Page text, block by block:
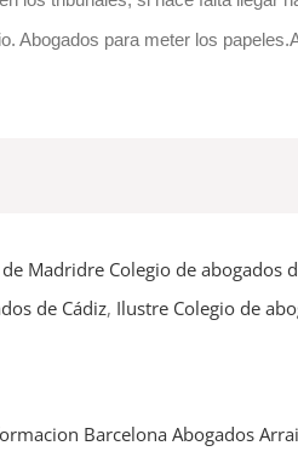
Abogados para meter los
Madridre Colegio de abogados
de Cádiz, Ilustre Colegio de
Barcelona Abogados